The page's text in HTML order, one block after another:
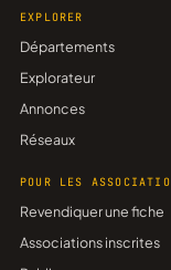
EXPLORER
Départements
Explorateur
Annonces
Réseaux
POUR LES
Revendiquer une fiche
Associations inscrites